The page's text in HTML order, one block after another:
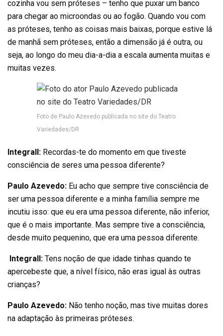
cozinha vou sem próteses – tenho que puxar um banco
para chegar ao microondas ou ao fogão. Quando vou com
as próteses, tenho as coisas mais baixas, porque estive lá
de manhã sem próteses, então a dimensão já é outra, ou
seja, ao longo do meu dia-a-dia a escala aumenta muitas e
muitas vezes.
Foto de Paulo Azevedo publicada no site do Teatro
Variedades/DR
Integrall: Recordas-te do momento em que tiveste
consciência de seres uma pessoa diferente?
Paulo Azevedo: Eu acho que sempre tive consciência de
ser uma pessoa diferente e a minha família sempre me
incutiu isso: que eu era uma pessoa diferente, não inferior,
que é o mais importante. Mas sempre tive a consciência,
desde muito pequenino, que era uma pessoa diferente.
Integrall: Tens noção de que idade tinhas quando te
apercebeste que, a nível físico, não eras igual às outras
crianças?
Paulo Azevedo: Não tenho noção, mas tive muitas dores
na adaptação às primeiras próteses.